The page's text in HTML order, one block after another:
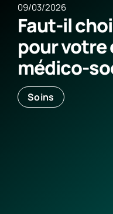
09/03/2026
Faut-il
pour
médico-
Soins